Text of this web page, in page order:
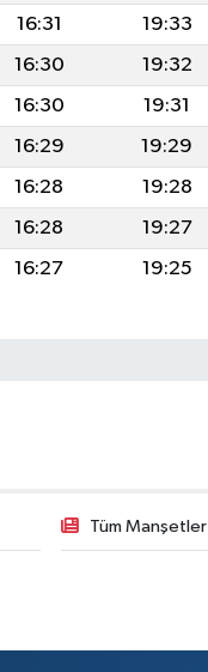
16:31 19:33
16:30 19:32
16:30 19:31
16:29 19:29
16:28 19:28
16:28 19:27
16:27 19:25
Tüm Manşetler